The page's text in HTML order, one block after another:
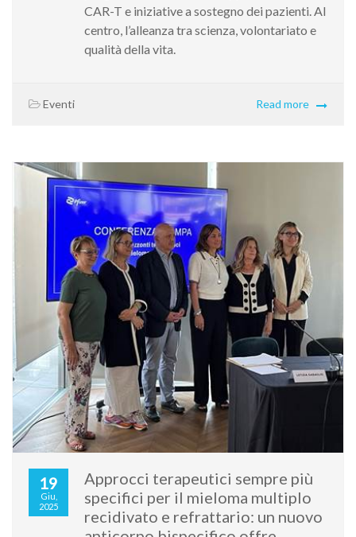
CAR-T e iniziative a sostegno dei pazienti. Al
centro, l’alleanza tra scienza, volontariato e
qualità della vita.
Eventi Read more
19
Giu,
2025
Approcci terapeutici sempre più
specifici per il mieloma multiplo
recidivato e refrattario: un nuovo